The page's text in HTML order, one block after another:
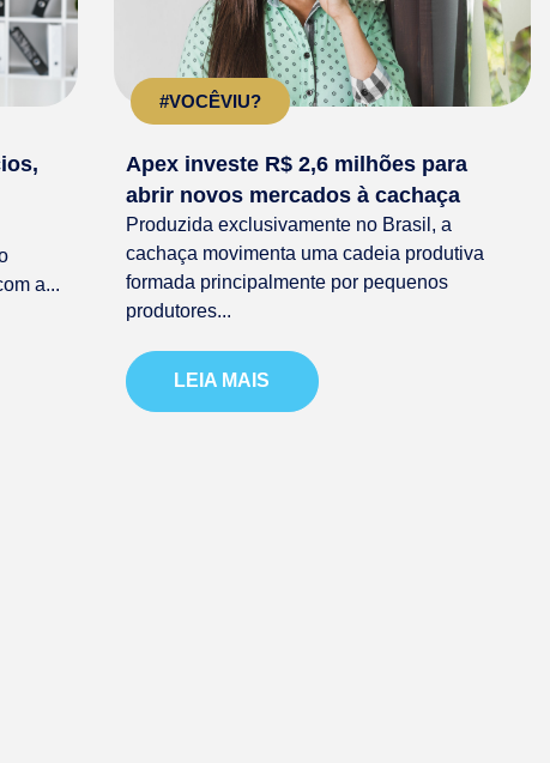
a...
#VOCÊVIU?
Apex investe R$ 2,6 milhões para
abrir novos mercados à cachaça
Produzida exclusivamente no Brasil, a
cachaça movimenta uma cadeia produtiva
formada principalmente por pequenos
produtores...
LEIA MAIS